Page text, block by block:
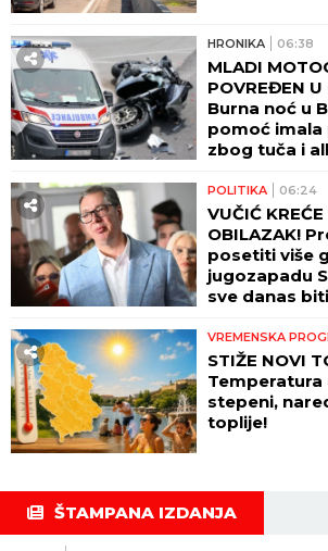
HRONIKA 06:38
MLADI
POVREĐEN U
Burna noć u
pomoć imala
zbog tuča i
POLITIKA 06:24
VUČIĆ
OBILAZAK!
posetiti više
jugozapadu
sve danas
VREMENSKA
STIŽE NOVI
Temperatura
stepeni,
toplije!
ŠTAMPANA IZDANJA